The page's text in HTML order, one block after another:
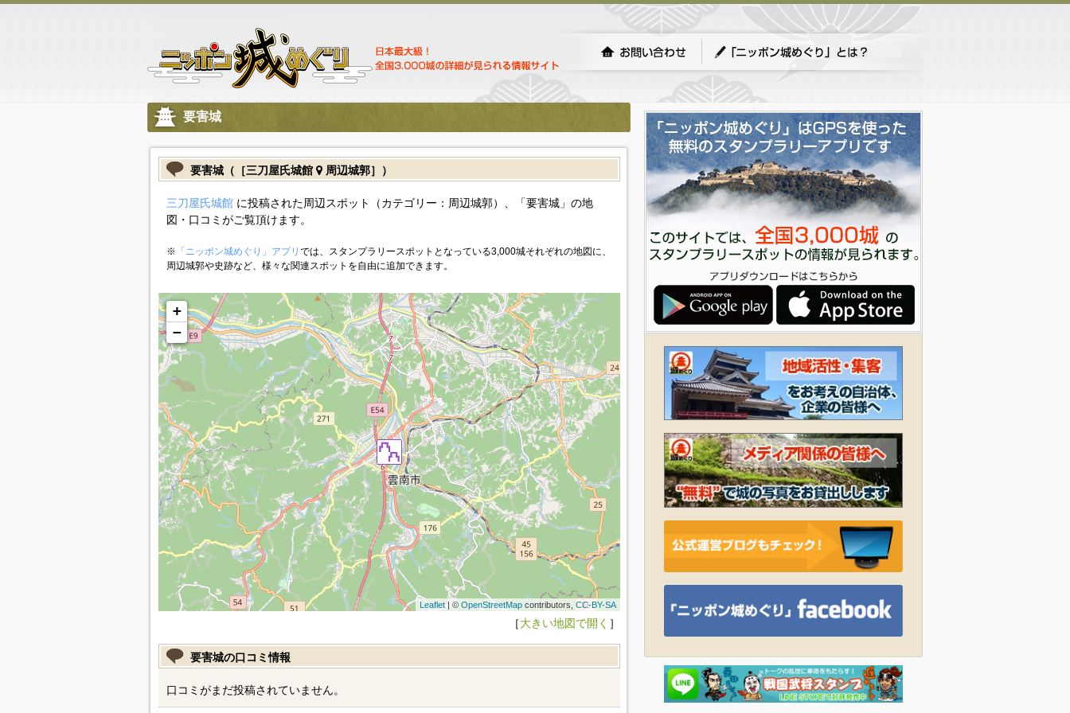
要害城
要害城（［三刀屋氏城館 周辺城郭］）
三刀屋氏城館に投稿された周辺スポット（カテゴリー：周辺城郭）、「要害城」の地
図・口コミがご覧頂けます。
※ 「ニッポン城めぐり」アプリ では、スタンプラリースポットとなっている3,000城それぞれの地図に、
周辺城郭や史跡など、様々な関連スポットを自由に追加できます。
+
−
Leaflet| © OpenStreetMapcontributors, CC-BY-SA
［大きい地図で開く ］
要害城の口コミ情報
口コミがまだ投稿されていません。